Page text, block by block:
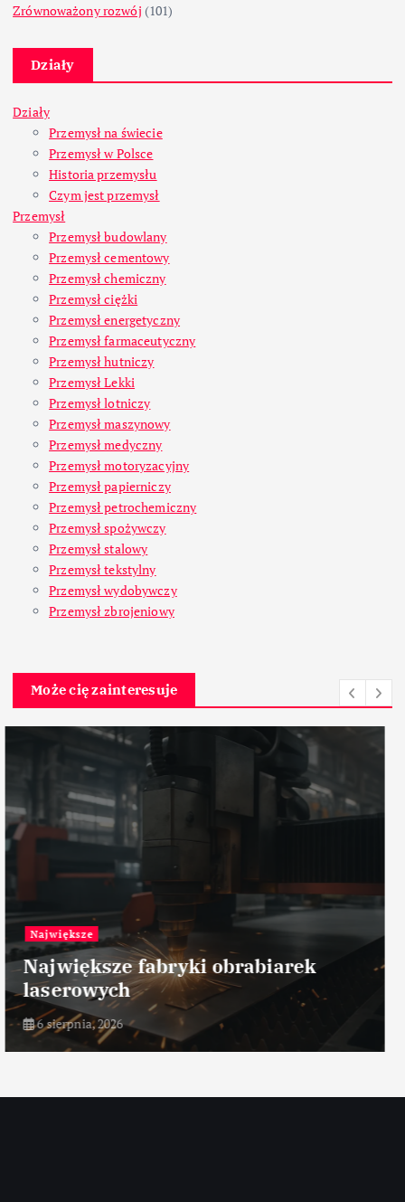
Zrównoważony rozwój (101)
Działy
Działy
Przemysł na świecie
Przemysł w Polsce
Historia przemysłu
Czym jest przemysł
Przemysł
Przemysł budowlany
Przemysł cementowy
Przemysł chemiczny
Przemysł ciężki
Przemysł energetyczny
Przemysł farmaceutyczny
Przemysł hutniczy
Przemysł Lekki
Przemysł lotniczy
Przemysł maszynowy
Przemysł medyczny
Przemysł motoryzacyjny
Przemysł papierniczy
Przemysł petrochemiczny
Przemysł spożywczy
Przemysł stalowy
Przemysł tekstylny
Przemysł wydobywczy
Przemysł zbrojeniowy
Może cię zainteresuje
Przemysł petrochemiczny
Zarządzanie ryzykiem procesowym
6 sierpnia, 2026